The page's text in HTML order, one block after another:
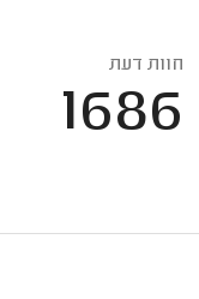
חוות דעת
1686